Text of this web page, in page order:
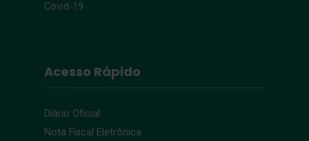
Covid-19
Acesso Rápido
Diário Oficial
Nota Fiscal Eletrônica